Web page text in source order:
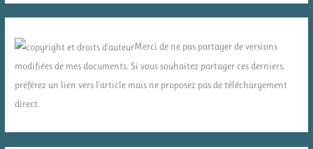
Merci de ne pas partager de versions
modifiées de mes documents. Si vous souhaitez partager ces derniers,
préférez un lien vers l'article mais ne proposez pas de téléchargement
direct.